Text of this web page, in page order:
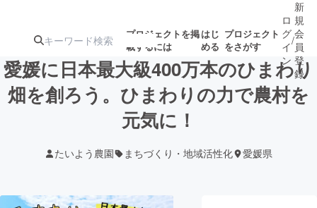
プロジェクトを掲
載するには
はじ
める
プロジェクト
をさがす
注目の新着プロ募集終了が近いプ
ロ
グ
イ
ン
/
新
規
会
員
登
録
愛媛に日本最大級400万本のひまわり
畑を創ろう。ひまわりの力で農村を
元気に！
たいよう農園 まちづくり・地域活性化 愛媛県